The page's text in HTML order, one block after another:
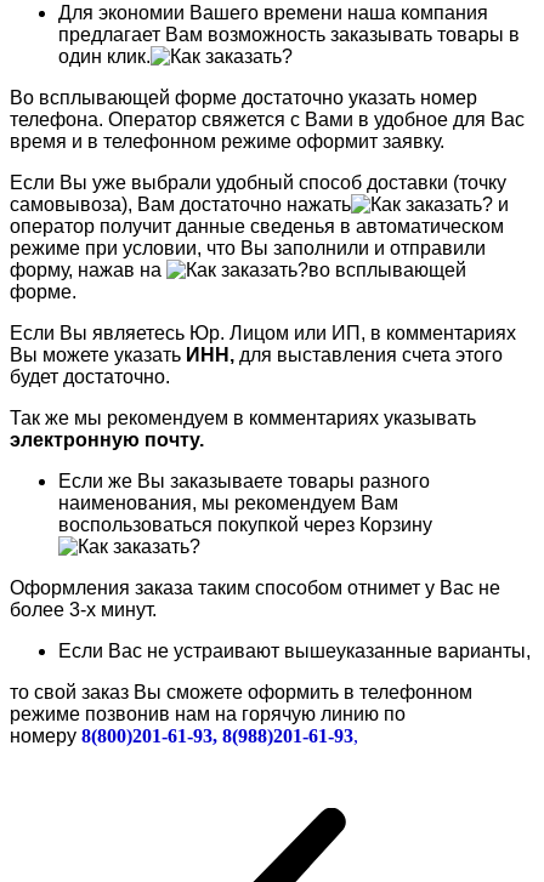
Для экономии Вашего времени наша компания
предлагает Вам возможность заказывать товары в
один клик.
Во всплывающей форме достаточно указать номер
телефона. Оператор свяжется с Вами в удобное для Вас
время и в телефонном режиме оформит заявку.
Если Вы уже выбрали удобный способ доставки (точку
самовывоза), Вам достаточно нажать
и
оператор получит данные сведенья в автоматическом
режиме при условии, что Вы заполнили и отправили
форму, нажав на
во всплывающей
форме.
Если Вы являетесь Юр. Лицом или ИП, в комментариях
Вы можете указать ИНН, для выставления счета этого
будет достаточно.
Так же мы рекомендуем в комментариях указывать
электронную почту.
Если же Вы заказываете товары разного
наименования, мы рекомендуем Вам
воспользоваться покупкой через Корзину
Оформления заказа таким способом отнимет у Вас не
более 3-х минут.
Если Вас не устраивают вышеуказанные варианты,
то свой заказ Вы сможете оформить в телефонном
режиме позвонив нам на горячую линию по
номеру 8(800)201-61-93, 8(988)201-61-93,